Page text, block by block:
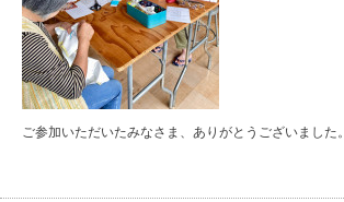
ご参加いただいたみなさま、ありがとうございました。